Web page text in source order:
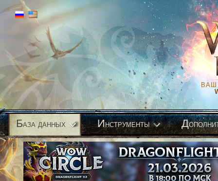
ВАШ
База данных Инструменты Д